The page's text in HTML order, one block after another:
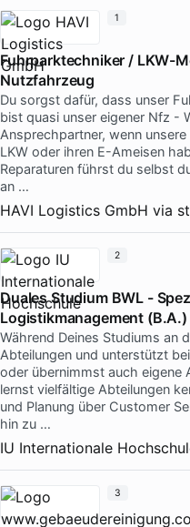
Fuhrparktechniker / LKW-
Nutzfahrzeug
Du sorgst dafür, dass unser
bist quasi unser eigener Nfz -
Ansprechpartner, wenn
LKW oder ihren E-Ameisen
Reparaturen führst du selbst
an …
HAVI Logistics GmbH via
1
Duales Studium BWL -
Logistikmanagement
Während Deines Studiums an
Abteilungen und unterstützt
oder übernimmst auch eigene
lernst vielfältige Abteilungen
und Planung über Customer
hin zu …
IU Internationale
2
3